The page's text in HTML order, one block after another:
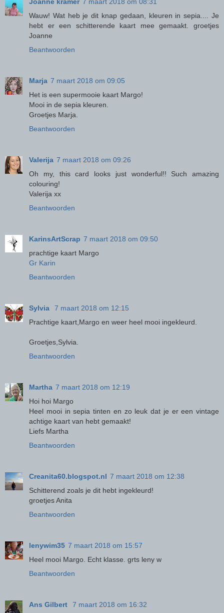
Wauw! Wat heb je dit knap gedaan, kleuren in sepia.... Je
hebt er een schitterende kaart mee gemaakt. groetjes
Joanne
Beantwoorden
Marja 7 maart 2018 om 09:05
Het is een supermooie kaart Margo!
Mooi in de sepia kleuren.
Groetjes Marja.
Beantwoorden
Valerija 7 maart 2018 om 09:26
Oh my, this card looks just wonderful!! Such amazing
colouring!
Valerija xx
Beantwoorden
KarinsArtScrap 7 maart 2018 om 09:50
prachtige kaart Margo
Gr Karin
Beantwoorden
Sylvia
7 maart 2018 om 12:15
Prachtige kaart,Margo en weer heel mooi ingekleurd.
Groetjes,Sylvia.
Beantwoorden
Martha 7 maart 2018 om 12:19
Hoi hoi Margo
Heel mooi in sepia tinten en zo leuk dat je er een vintage
achtige kaart van hebt gemaakt!
Liefs Martha
Beantwoorden
Creanita60.blogspot.nl 7 maart 2018 om 12:38
Schitterend zoals je dit hebt ingekleurd!
groetjes Anita
Beantwoorden
lenywim35 7 maart 2018 om 15:57
Heel mooi Margo. Echt klasse. grts leny w
Beantwoorden
Ans Gilbert
7 maart 2018 om 16:32